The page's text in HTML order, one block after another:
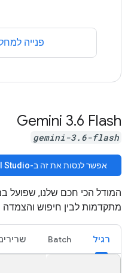
פנייה
Gemini 3.6 Flash
gemini-3.6-flash
אפשר לנסות את זה ב-Google AI Studio
המודל הכי חכם שלנו, שפועל
מתקדמות לבין חיפוש והצמדה
רגיל Batch